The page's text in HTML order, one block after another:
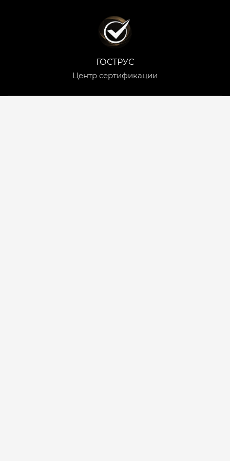
ГОСТРУС
Центр сертификации